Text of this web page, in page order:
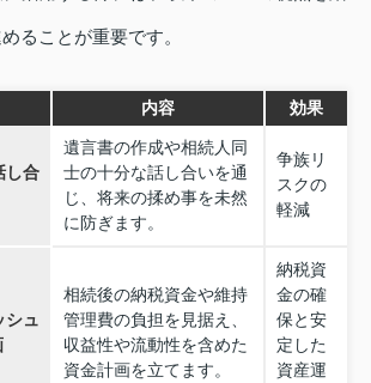
ることが重要です。
内容 効果
し合
遺言書の作成や相続人同
士の十分な話し合いを通
じ、将来の揉め事を未然
に防ぎます。
争族リ
スクの
軽減
シュ
相続後の納税資金や維持
管理費の負担を見据え、
収益性や流動性を含めた
資金計画を立てます。
納税資
金の確
保と安
定した
資産運